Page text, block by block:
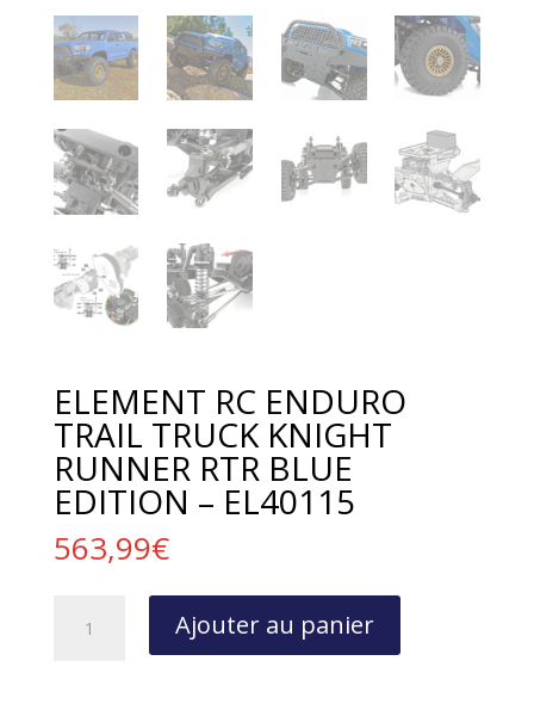
ELEMENT RC ENDURO
TRAIL TRUCK KNIGHT
RUNNER RTR BLUE
EDITION – EL40115
563,99€
Ajouter au panier